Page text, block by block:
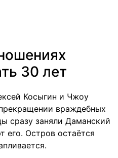
30 лет
Косыгин и Чжоу
враждебных
сразу заняли Даманский
его. Остров остаётся